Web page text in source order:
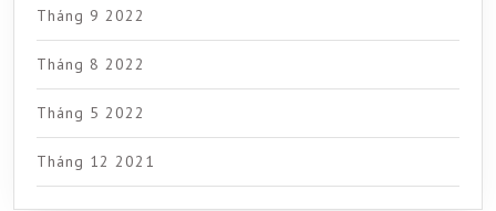
Tháng 9 2022
Tháng 8 2022
Tháng 5 2022
Tháng 12 2021